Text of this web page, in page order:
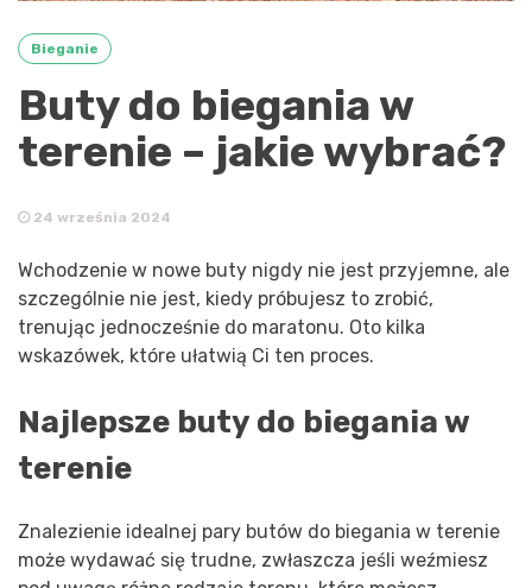
Bieganie
Buty do biegania w
terenie – jakie wybrać?
24 września 2024
Wchodzenie w nowe buty nigdy nie jest przyjemne, ale
szczególnie nie jest, kiedy próbujesz to zrobić,
trenując jednocześnie do maratonu. Oto kilka
wskazówek, które ułatwią Ci ten proces.
Najlepsze buty do biegania w
terenie
Znalezienie idealnej pary butów do biegania w terenie
może wydawać się trudne, zwłaszcza jeśli weźmiesz